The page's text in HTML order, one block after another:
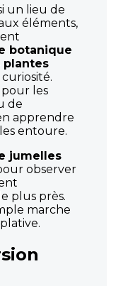
un lieu de
éléments,
botanique
pour les
de
apprendre
entoure.
jumelles
observer
plus près.
marche